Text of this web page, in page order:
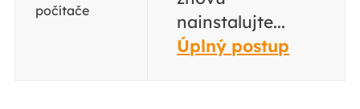
počítače
nainstalujte...
Úplný postup